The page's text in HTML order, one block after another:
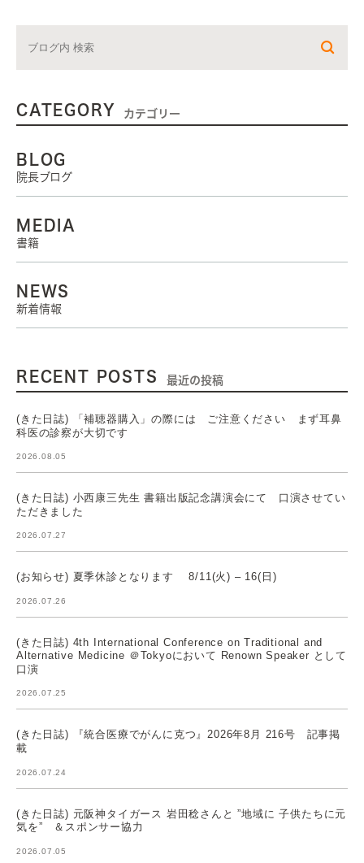
CATEGORY カテゴリー
BLOG
院長ブログ
MEDIA
書籍
NEWS
新着情報
RECENT POSTS 最近の投稿
(きた日誌) 「補聴器購入」の際には ご注意ください まず耳鼻
科医の診察が大切です
2026.08.05
(きた日誌) 小西康三先生 書籍出版記念講演会にて 口演させてい
ただきました
2026.07.27
(お知らせ) 夏季休診となります 8/11(火) – 16(日)
2026.07.26
(きた日誌) 4th International Conference on Traditional and
Alternative Medicine ＠Tokyoにおいて Renown Speaker として
口演
2026.07.25
(きた日誌) 『統合医療でがんに克つ』2026年8月 216号 記事掲
載
2026.07.24
(きた日誌) 元阪神タイガース 岩田稔さんと ”地域に 子供たちに元
気を” ＆スポンサー協力
2026.07.05